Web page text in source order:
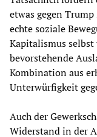
etwas gegen
echte soziale
Kapitalismus
bevorstehende
Kombination aus
Unterwürfigkeit
Auch der
Widerstand in der